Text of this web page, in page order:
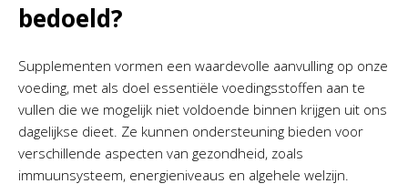
bedoeld?
Supplementen vormen een waardevolle aanvulling op onze
voeding, met als doel essentiële voedingsstoffen aan te
vullen die we mogelijk niet voldoende binnen krijgen uit ons
dagelijkse dieet. Ze kunnen ondersteuning bieden voor
verschillende aspecten van gezondheid, zoals
immuunsysteem, energieniveaus en algehele welzijn.